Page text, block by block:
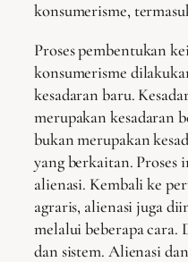
konsumerisme,
Proses pembentukan
konsumerisme
kesadaran baru.
merupakan kesadaran
bukan merupakan
yang berkaitan. Proses
alienasi. Kembali ke
agraris, alienasi juga
melalui beberapa cara.
dan sistem. Alienasi